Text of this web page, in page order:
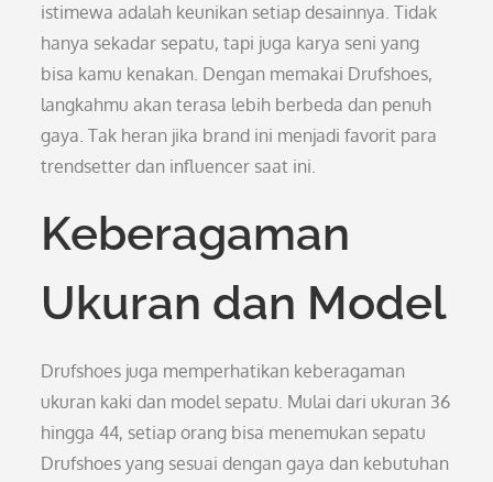
istimewa adalah keunikan setiap desainnya. Tidak
hanya sekadar sepatu, tapi juga karya seni yang
bisa kamu kenakan. Dengan memakai Drufshoes,
langkahmu akan terasa lebih berbeda dan penuh
gaya. Tak heran jika brand ini menjadi favorit para
trendsetter dan influencer saat ini.
Keberagaman
Ukuran dan Model
Drufshoes juga memperhatikan keberagaman
ukuran kaki dan model sepatu. Mulai dari ukuran 36
hingga 44, setiap orang bisa menemukan sepatu
Drufshoes yang sesuai dengan gaya dan kebutuhan